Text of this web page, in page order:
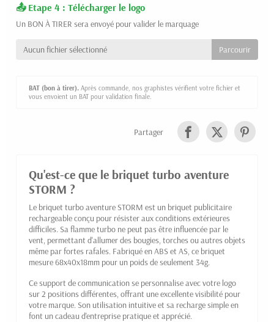
Etape 4 : Télécharger le logo
Un BON À TIRER sera envoyé pour valider le marquage
Aucun fichier sélectionné
BAT (bon à tirer). Après commande, nos graphistes vérifient votre fichier et
vous envoient un BAT pour validation finale.
Partager
Qu'est-ce que le briquet turbo aventure
STORM ?
Le briquet turbo aventure STORM est un briquet publicitaire
rechargeable conçu pour résister aux conditions extérieures
difficiles. Sa flamme turbo ne peut pas être influencée par le
vent, permettant d'allumer des bougies, torches ou autres objets
même par fortes rafales. Fabriqué en ABS et AS, ce briquet
mesure 68x40x18mm pour un poids de seulement 34g.
Ce support de communication se personnalise avec votre logo
sur 2 positions différentes, offrant une excellente visibilité pour
votre marque. Son utilisation intuitive et sa recharge simple en
font un cadeau d'entreprise pratique et apprécié.